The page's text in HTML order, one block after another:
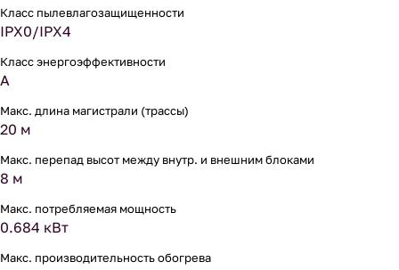
Класс пылевлагозащищенности
IPX0/IPX4
Класс энергоэффективности
A
Макс. длина магистрали (трассы)
20 м
Макс. перепад высот между внутр. и внешним блоками
8 м
Макс. потребляемая мощность
0.684 кВт
Макс. производительность обогрева